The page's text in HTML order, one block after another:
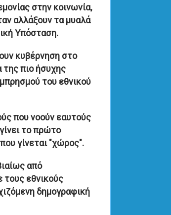
στην κοινωνία,
αλλάξουν τα μυαλά
Υπόσταση.
κυβέρνηση στο
πιο ήσυχης
του εθνικού
που νοούν εαυτούς
το πρώτο
γίνεται "χώρος".
από
τους εθνικούς
δημογραφική